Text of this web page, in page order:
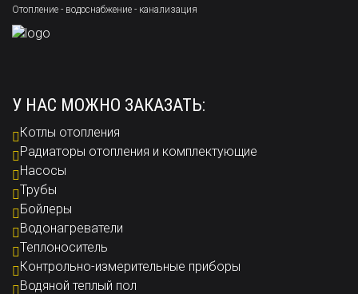
Отопление - водоснабжение - канализация
У НАС МОЖНО ЗАКАЗАТЬ:
Котлы отопления
Радиаторы отопления и комплектующие
Насосы
Трубы
Бойлеры
Водонагреватели
Теплоноситель
Контрольно-измерительные приборы
Водяной теплый пол